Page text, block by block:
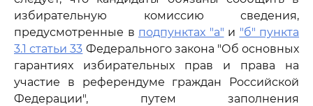
избирательную комиссию сведения,
предусмотренные в подпунктах "а" и "б" пункта
3.1 статьи 33 Федерального закона "Об основных
гарантиях избирательных прав и права на
участие в референдуме граждан Российской
Федерации", путем заполнения